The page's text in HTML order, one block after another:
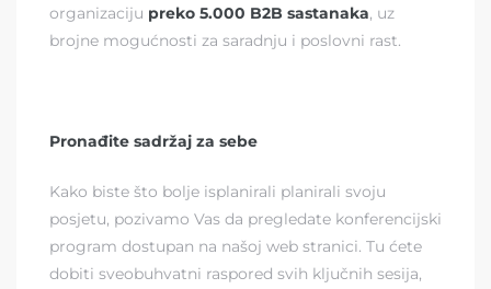
organizaciju preko 5.000 B2B sastanaka, uz
brojne mogućnosti za saradnju i poslovni rast.
Pronađite sadržaj za sebe
Kako biste što bolje isplanirali planirali svoju
posjetu, pozivamo Vas da pregledate konferencijski
program dostupan na našoj web stranici. Tu ćete
dobiti sveobuhvatni raspored svih ključnih sesija,